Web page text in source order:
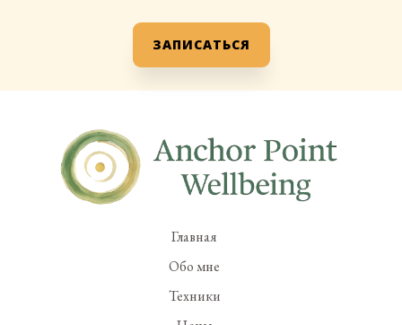
ЗАПИСАТЬСЯ
Главная
Обо мне
Техники